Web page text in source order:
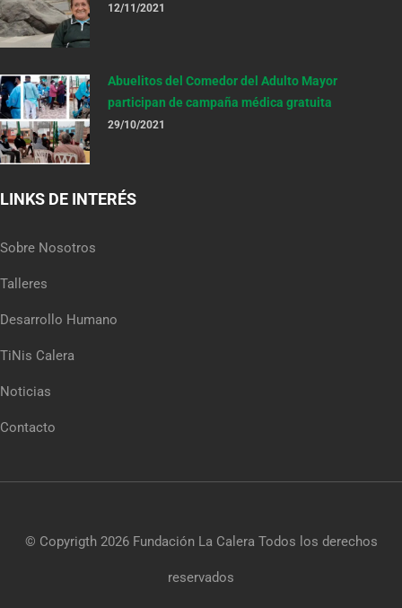
12/11/2021
Abuelitos del Comedor del Adulto Mayor
participan de campaña médica gratuita
29/10/2021
LINKS DE INTERÉS
Sobre Nosotros
Talleres
Desarrollo Humano
TiNis Calera
Noticias
Contacto
© Copyrigth 2026 Fundación La CaleraTodos los derechos
reservados